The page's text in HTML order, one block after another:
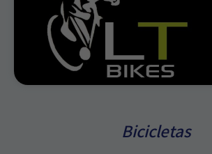
Bicicletas